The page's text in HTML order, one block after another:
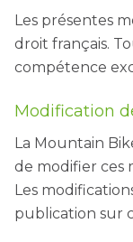
Les présentes
droit français.
compétence
Modification
La Mountain
de modifier ces
Les
publication sur